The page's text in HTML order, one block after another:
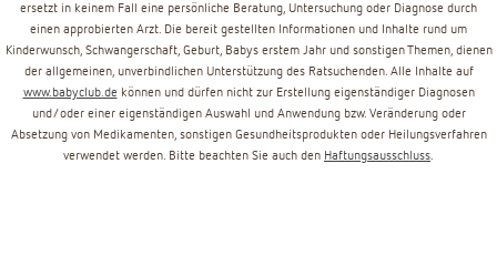
ersetzt in keinem Fall eine persönliche Beratung, Untersuchung oder Diagnose durch
einen approbierten Arzt. Die bereit gestellten Informationen und Inhalte rund um
Kinderwunsch, Schwangerschaft, Geburt, Babys erstem Jahr und sonstigen Themen, dienen
der allgemeinen, unverbindlichen Unterstützung des Ratsuchenden. Alle Inhalte auf
www.babyclub.de können und dürfen nicht zur Erstellung eigenständiger Diagnosen
und/oder einer eigenständigen Auswahl und Anwendung bzw. Veränderung oder
Absetzung von Medikamenten, sonstigen Gesundheitsprodukten oder Heilungsverfahren
verwendet werden. Bitte beachten Sie auch den Haftungsausschluss.